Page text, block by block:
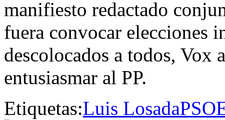
manifiesto redactado
fuera convocar elecciones
descolocados a todos, Vox
entusiasmar al PP.
Etiquetas:Luis Losada